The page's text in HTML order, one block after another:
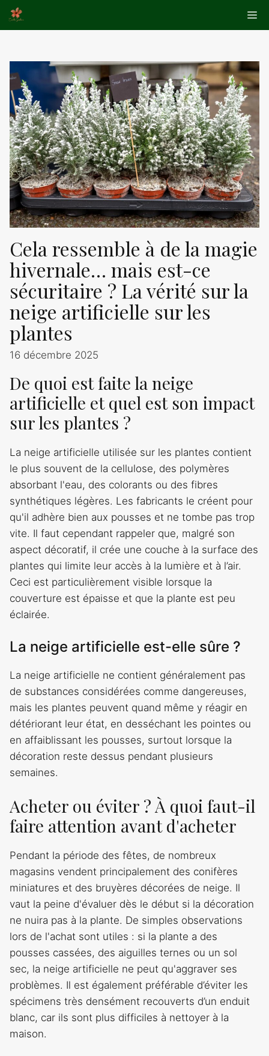
Aller
au
Cela ressemble à de la magie
hivernale… mais est-ce
sécuritaire ? La vérité sur la
neige artificielle sur les
plantes
16 décembre 2025
De quoi est faite la neige
artificielle et quel est son impact
sur les plantes ?
La neige artificielle utilisée sur les plantes contient
le plus souvent de la cellulose, des polymères
absorbant l'eau, des colorants ou des fibres
synthétiques légères. Les fabricants le créent pour
qu'il adhère bien aux pousses et ne tombe pas trop
vite. Il faut cependant rappeler que, malgré son
aspect décoratif, il crée une couche à la surface des
plantes qui limite leur accès à la lumière et à l’air.
Ceci est particulièrement visible lorsque la
couverture est épaisse et que la plante est peu
éclairée.
La neige artificielle est-elle sûre ?
La neige artificielle ne contient généralement pas
de substances considérées comme dangereuses,
mais les plantes peuvent quand même y réagir en
détériorant leur état, en desséchant les pointes ou
en affaiblissant les pousses, surtout lorsque la
décoration reste dessus pendant plusieurs
semaines.
Acheter ou éviter ? À quoi faut-il
faire attention avant d'acheter
Pendant la période des fêtes, de nombreux
magasins vendent principalement des conifères
miniatures et des bruyères décorées de neige. Il
vaut la peine d'évaluer dès le début si la décoration
ne nuira pas à la plante. De simples observations
lors de l'achat sont utiles : si la plante a des
pousses cassées, des aiguilles ternes ou un sol
sec, la neige artificielle ne peut qu'aggraver ses
problèmes. Il est également préférable d’éviter les
spécimens très densément recouverts d’un enduit
blanc, car ils sont plus difficiles à nettoyer à la
maison.